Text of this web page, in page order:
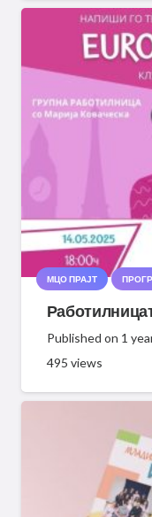
МЦО ПРАЈТ
Published on 1
495 views